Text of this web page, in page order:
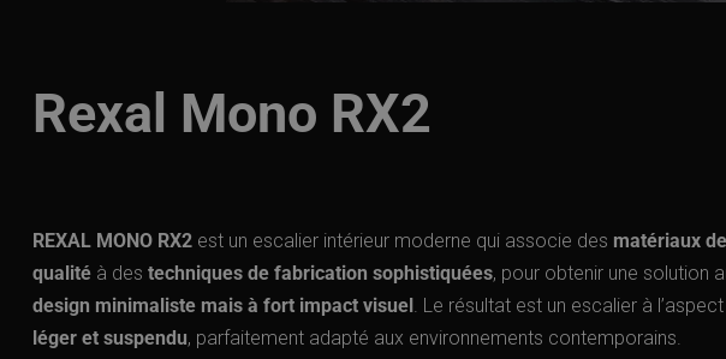
Rexal Mono RX2
REXAL MONO RX2est un escalier intérieur moderne qui associe des matériaux de
qualitéà des techniques de fabrication sophistiquées, pour obtenir une solution
design minimaliste mais à fort impact visuel. Le résultat est un escalier à l’aspect
léger et suspendu, parfaitement adapté aux environnements contemporains.